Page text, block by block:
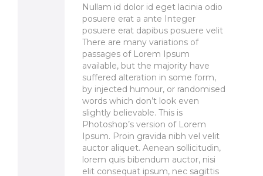
Nullam id dolor id eget lacinia odio
posuere erat a ante Integer
posuere erat dapibus posuere velit
There are many variations of
passages of Lorem Ipsum
available, but the majority have
suffered alteration in some form,
by injected humour, or randomised
words which don’t look even
slightly believable. This is
Photoshop’s version of Lorem
Ipsum. Proin gravida nibh vel velit
auctor aliquet. Aenean sollicitudin,
lorem quis bibendum auctor, nisi
elit consequat ipsum, nec sagittis